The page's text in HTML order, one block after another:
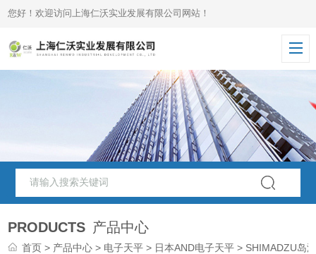
您好！欢迎访问上海仁沃实业发展有限公司网站！
PRODUCTS 产品中心
首页 > 产品中心 > 电子天平 > 日本AND电子天平 > SHIMADZU岛